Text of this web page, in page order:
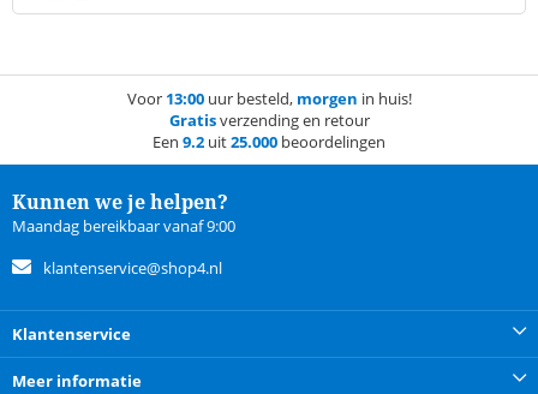
Voor 13:00uur besteld, morgen in huis!
Gratisverzending en retour
Een 9.2 uit25.000 beoordelingen
Kunnen we je helpen?
Maandag bereikbaar vanaf 9:00
klantenservice@shop4.nl
Klantenservice
Meer informatie